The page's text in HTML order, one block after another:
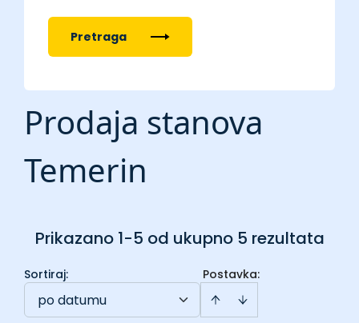
Pretraga
Prodaja stanova
Temerin
Prikazano 1-5 od ukupno 5 rezultata
Postavka:
Sortiraj:
po datumu